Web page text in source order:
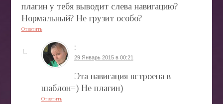
плагин у тебя выводит слева навигацию?
Нормальный? Не грузит особо?
Ответить
:
29 Январь 2015 в 00:21
Эта навигация встроена в
шаблон=) Не плагин)
Ответить